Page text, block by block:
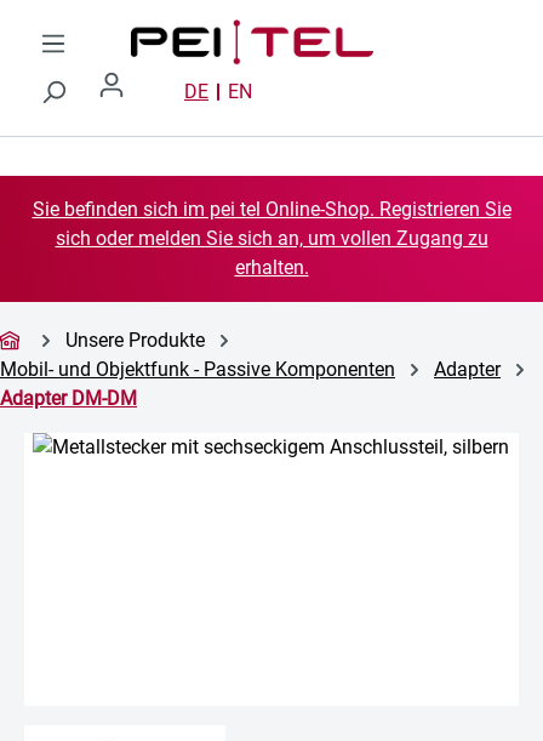
Zum Hauptinhalt springen
DE EN
Sie befinden sich im pei tel Online-Shop. Registrieren Sie
sich oder melden Sie sich an, um vollen Zugang zu
erhalten.
Unsere Produkte
Mobil- und Objektfunk - Passive Komponenten
Adapter
Adapter DM-DM
Bildergalerie überspringen